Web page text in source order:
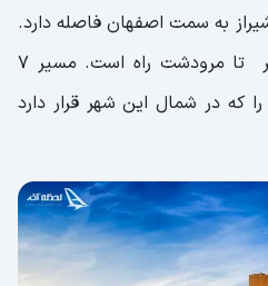
از شیراز به‌ سمت اصفهان فاصله دارد.
از تهران حدود ۸۸۰ کیلومتر تا مرودشت راه است. مسیر 7
که در شمال این شهر قرار دارد